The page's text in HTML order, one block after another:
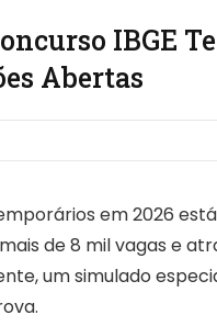
IBGE
Abertas
em 2026
de 8 mil vagas e
um simulado